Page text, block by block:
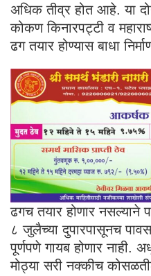
अधिक तीव्र होत आहे. या
कोकण किनारपट्टी व
ढग तयार होण्यास बाधा
ढगच तयार होणार नसल्याने
८ जुलैच्या दुपारपासूनच
पूर्णपणे गायब होणार नाही.
मोठ्या सरी नक्कीच